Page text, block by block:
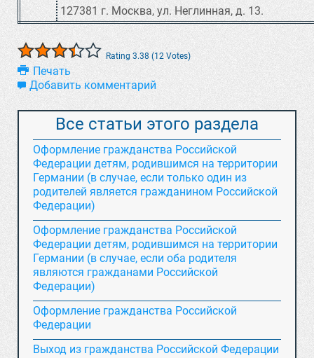
127381 г. Москва, ул. Неглинная, д. 13.
Rating 3.38 (12 Votes)
Печать
Добавить комментарий
Все статьи этого раздела
Оформление гражданства Российской
Федерации детям, родившимся на территории
Германии (в случае, если только один из
родителей является гражданином Российской
Федерации)
Оформление гражданства Российской
Федерации детям, родившимся на территории
Германии (в случае, если оба родителя
являются гражданами Российской
Федерации)
Оформление гражданства Российской
Федерации
Выход из гражданства Российской Федерации